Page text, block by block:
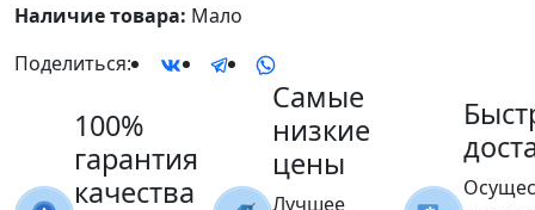
Наличие товара: Мало
Поделиться:
100%
гарантия
качества
Самые
низкие
цены
Лучшее